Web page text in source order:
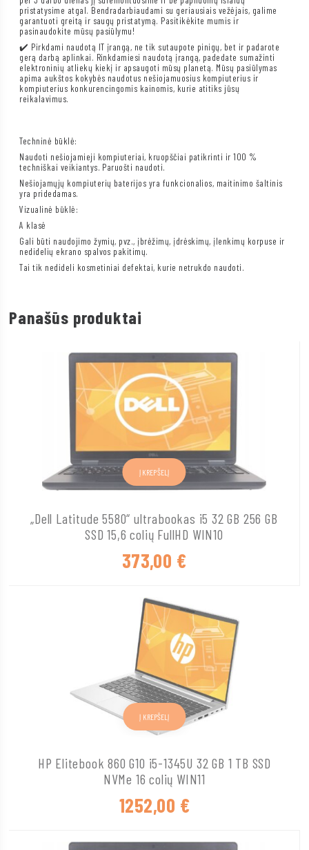
pristatysime atgal. Bendradarbiaudami su geriausiais vežėjais, galime
garantuoti greitą ir saugų pristatymą. Pasitikėkite mumis ir
pasinaudokite mūsų pasiūlymu!
✔️ Pirkdami naudotą IT įrangą, ne tik sutaupote pinigų, bet ir padarote
gerą darbą aplinkai. Rinkdamiesi naudotą įrangą, padedate sumažinti
elektroninių atliekų kiekį ir apsaugoti mūsų planetą. Mūsų pasiūlymas
apima aukštos kokybės naudotus nešiojamuosius kompiuterius ir
kompiuterius konkurencingomis kainomis, kurie atitiks jūsų
reikalavimus.
Techninė būklė:
Naudoti nešiojamieji kompiuteriai, kruopščiai patikrinti ir 100 %
techniškai veikiantys. Paruošti naudoti.
Nešiojamųjų kompiuterių baterijos yra funkcionalios, maitinimo šaltinis
yra pridedamas.
Vizualinė būklė:
A klasė
Gali būti naudojimo žymių, pvz., įbrėžimų, įdrėskimų, įlenkimų korpuse ir
nedidelių ekrano spalvos pakitimų.
Tai tik nedideli kosmetiniai defektai, kurie netrukdo naudoti.
Panašūs produktai
„Dell Latitude 5580“ ultrabookas i5 32 GB 256 GB
SSD 15,6 colių FullHD WIN10
373,00 €
Į KREPŠELĮ
HP Elitebook 860 G10 i5-1345U 32 GB 1 TB SSD
NVMe 16 colių WIN11
1252,00 €
Į KREPŠELĮ